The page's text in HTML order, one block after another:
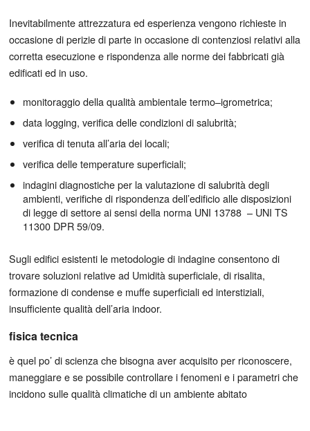
Inevitabilmente attrezzatura ed esperienza vengono richieste in
occasione di perizie di parte in occasione di contenziosi relativi alla
corretta esecuzione e rispondenza alle norme dei fabbricati già
edificati ed in uso.
monitoraggio della qualità ambientale termo–igrometrica;
data logging, verifica delle condizioni di salubrità;
verifica di tenuta all’aria dei locali;
verifica delle temperature superficiali;
indagini diagnostiche per la valutazione di salubrità degli
ambienti, verifiche di rispondenza dell’edificio alle disposizioni
di legge di settore ai sensi della norma UNI 13788 – UNI TS
11300 DPR 59/09.
Sugli edifici esistenti le metodologie di indagine consentono di
trovare soluzioni relative ad Umidità superficiale, di risalita,
formazione di condense e muffe superficiali ed interstiziali,
insufficiente qualità dell’aria indoor.
fisica tecnica
è quel po’ di scienza che bisogna aver acquisito per riconoscere,
maneggiare e se possibile controllare i fenomeni e i parametri che
incidono sulle qualità climatiche di un ambiente abitato